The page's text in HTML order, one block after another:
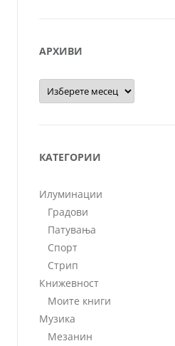
АРХИВИ
Архиви
КАТЕГОРИИ
Илуминации
Градови
Патувања
Спорт
Стрип
Книжевност
Моите книги
Музика
Мезанин